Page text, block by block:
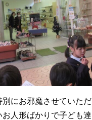
別にお邪魔させていた
人形ばかりで子ども